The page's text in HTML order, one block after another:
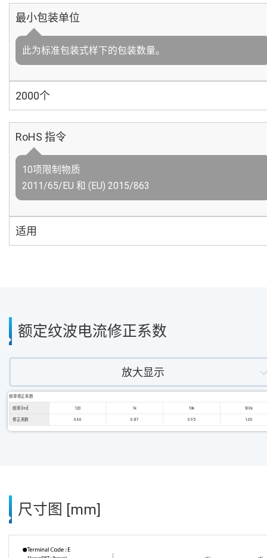
最小包装单位
此为标准包装式样下的包装数量。
2000个
RoHS 指令
10项限制物质
2011/65/EU 和 (EU) 2015/863
适用
额定纹波电流修正系数
放大显示
频率修正系数
频率 [Hz] 120 1k 10k 100k
修正系数 0.60 0.87 0.95 1.00
尺寸图 [mm]